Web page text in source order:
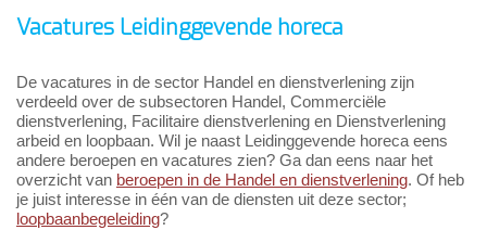
Vacatures Leidinggevende horeca
De vacatures in de sector Handel en dienstverlening zijn
verdeeld over de subsectoren Handel, Commerciële
dienstverlening, Facilitaire dienstverlening en Dienstverlening
arbeid en loopbaan. Wil je naast Leidinggevende horeca eens
andere beroepen en vacatures zien? Ga dan eens naar het
overzicht van beroepen in de Handel en dienstverlening. Of heb
je juist interesse in één van de diensten uit deze sector;
loopbaanbegeleiding?